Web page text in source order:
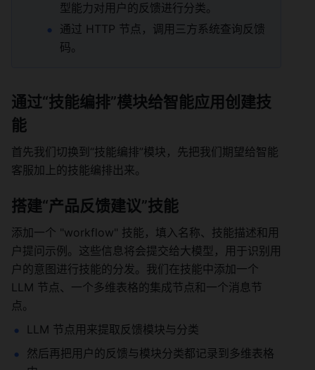
型能力对用户的反馈进行分类。
通过 HTTP 节点，调用三方系统查询反馈
码。
通过“技能编排”模块给智能应用创建技
能
首先我们切换到“技能编排”模块，先把我们期望给智能
客服加上的技能编排出来。
搭建“产品反馈建议”技能
添加一个 "workflow" 技能，填入名称、技能描述和用
户提问示例。这些信息将会提交给大模型，用于识别用
户的意图进行技能的分发。我们在技能中添加一个
LLM 节点、一个多维表格的集成节点和一个消息节
点。
LLM 节点用来提取反馈模块与分类
然后再把用户的反馈与模块分类都记录到多维表格